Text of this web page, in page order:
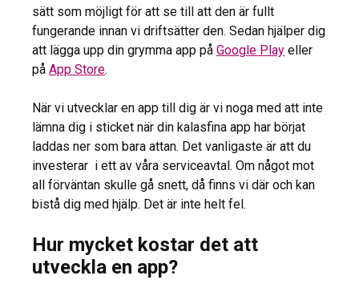
sätt som möjligt för att se till att den är fullt
fungerande innan vi driftsätter den. Sedan hjälper dig
att lägga upp din grymma app på Google Play eller
på App Store.
När vi utvecklar en app till dig är vi noga med att inte
lämna dig i sticket när din kalasfina app har börjat
laddas ner som bara attan. Det vanligaste är att du
investerar i ett av våra serviceavtal. Om något mot
all förväntan skulle gå snett, då finns vi där och kan
bistå dig med hjälp. Det är inte helt fel.
Hur mycket kostar det att
utveckla en app?